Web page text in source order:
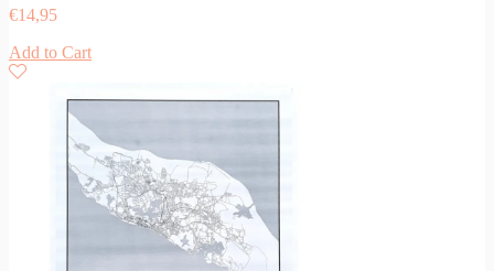
€14,95
Add to Cart